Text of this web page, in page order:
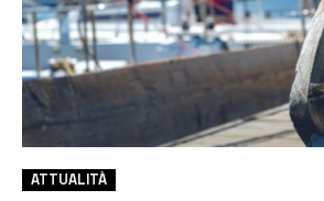
ATTUALITÀ